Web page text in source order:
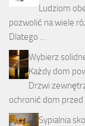
Ludziom
pozwolić na wiele
Dlatego …
Wybierz
Każdy dom
Drzwi
ochronić dom przed
Sypialnia